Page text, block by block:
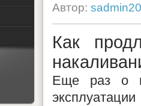
Автор:
Как
Еще раз о